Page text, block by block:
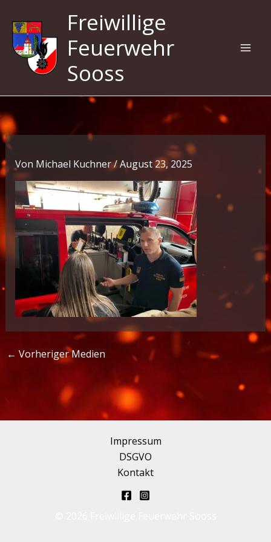
Inhalt
springen
Freiwillige
Feuerwehr
Sooss
Von Michael Kuchner/August 23, 2025
← Vorheriger Medien
Impressum
DSGVO
Kontakt